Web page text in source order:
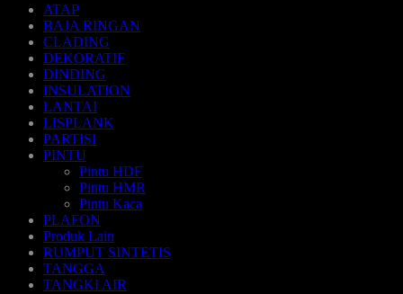
ATAP
BAJA RINGAN
CLADING
DEKORATIF
DINDING
INSULATION
LANTAI
LISPLANK
PARTISI
PINTU
Pintu HDF
Pintu HMR
Pintu Kaca
PLAFON
Produk Lain
RUMPUT SINTETIS
TANGGA
TANGKI AIR